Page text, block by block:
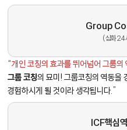
Group
(심화 24
“개인 코칭의 효과를 뛰어넘어 그룹의
그룹 코칭의 묘미! 그룹코칭의 역동을
경험하시게 될 것이라 생각됩니다.”
ICF핵심